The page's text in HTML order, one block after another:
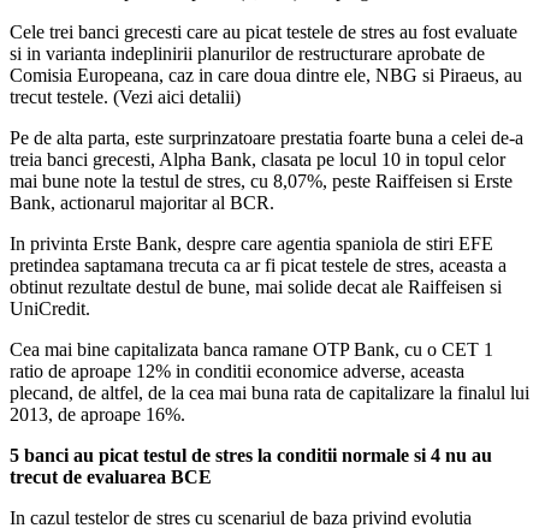
Cele trei banci grecesti care au picat testele de stres au fost evaluate
si in varianta indeplinirii planurilor de restructurare aprobate de
Comisia Europeana, caz in care doua dintre ele, NBG si Piraeus, au
trecut testele. (Vezi aici detalii)
Pe de alta parta, este surprinzatoare prestatia foarte buna a celei de-a
treia banci grecesti, Alpha Bank, clasata pe locul 10 in topul celor
mai bune note la testul de stres, cu 8,07%, peste Raiffeisen si Erste
Bank, actionarul majoritar al BCR.
In privinta Erste Bank, despre care agentia spaniola de stiri EFE
pretindea saptamana trecuta ca ar fi picat testele de stres, aceasta a
obtinut rezultate destul de bune, mai solide decat ale Raiffeisen si
UniCredit.
Cea mai bine capitalizata banca ramane OTP Bank, cu o CET 1
ratio de aproape 12% in conditii economice adverse, aceasta
plecand, de altfel, de la cea mai buna rata de capitalizare la finalul lui
2013, de aproape 16%.
5 banci au picat testul de stres la conditii normale si 4 nu au
trecut de evaluarea BCE
In cazul testelor de stres cu scenariul de baza privind evolutia